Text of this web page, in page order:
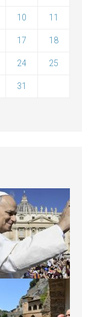
10 11
17 18
24 25
31